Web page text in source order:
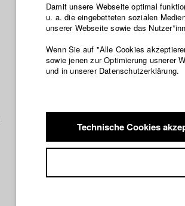
FAQ -
Bedienung des
Was ist der StudiChecker?
Wie bekomme ich Zugang
Damit unsere Webseite optimal
u. a. die eingebetteten sozialen
unserer Webseite sowie das
Wenn Sie auf "Alle Cookies
sowie jenen zur Optimierung usnerer
und in unserer Datenschutzerklärung.
Technische Cookies